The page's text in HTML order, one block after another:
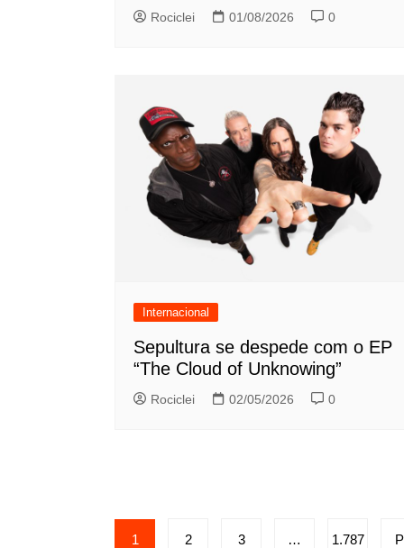
Rociclei 01/08/2026 0
Internacional
Sepultura se despede com o EP
“The Cloud of Unknowing”
Rociclei 02/05/2026 0
Paginação
1 2 3 … 1.787